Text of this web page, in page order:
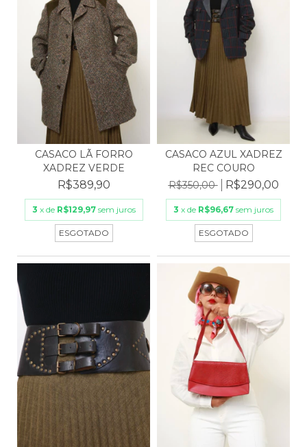
CASACO LÃ FORRO
XADREZ VERDE
R$389,90
3 x de R$129,97 sem juros
ESGOTADO
CASACO AZUL XADREZ
REC COURO
R$350,00
R$290,00
3 x de R$96,67 sem juros
ESGOTADO